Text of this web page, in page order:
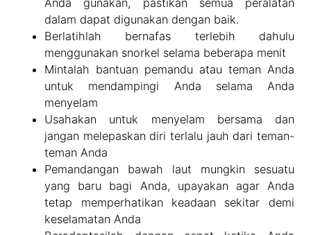
dalam dapat digunakan dengan baik.
Berlatihlah bernafas terlebih dahulu
menggunakan snorkel selama beberapa menit
Mintalah bantuan pemandu atau teman Anda
untuk mendampingi Anda selama Anda
menyelam
Usahakan untuk menyelam bersama dan
jangan melepaskan diri terlalu jauh dari teman-
teman Anda
Pemandangan bawah laut mungkin sesuatu
yang baru bagi Anda, upayakan agar Anda
tetap memperhatikan keadaan sekitar demi
keselamatan Anda